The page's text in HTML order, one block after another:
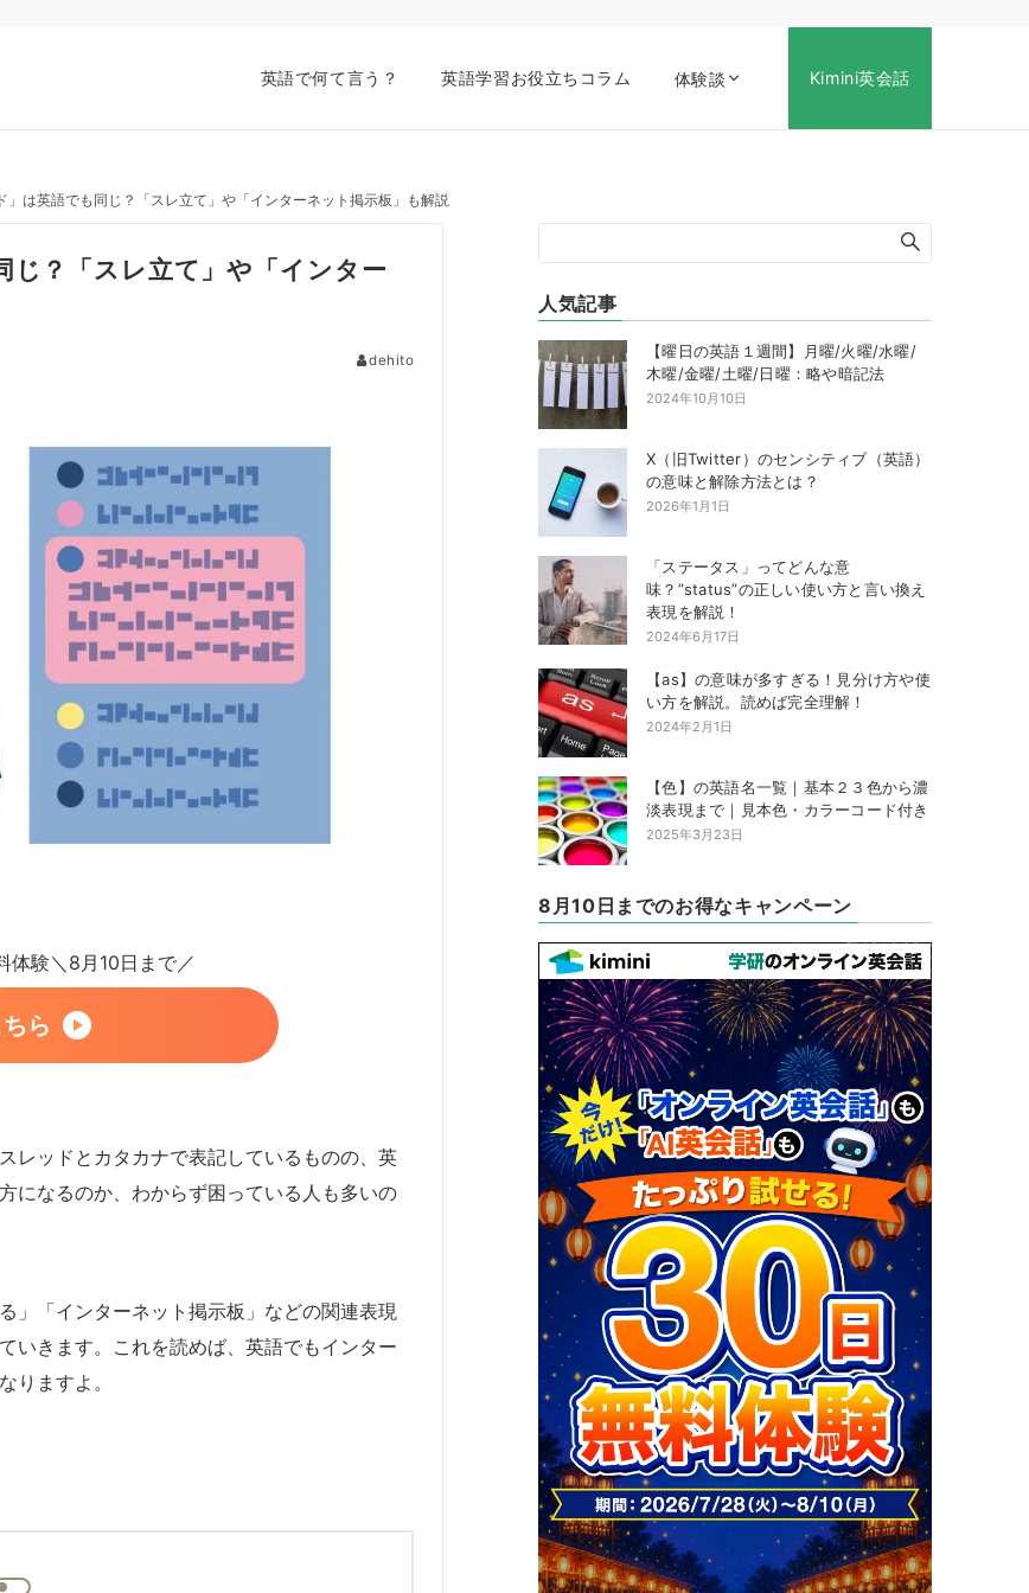
英語で何て言う？ 英語学習お役立ちコラム 体験談 Kimini英会話
」は英語でも同じ？「スレ立て」や「インターネット掲示板」も解説
じ？「スレ立て」や「インター
dehito
体験＼8月10日まで／
ら
スレッドとカタカナで表記しているものの、英
になるのか、わからず困っている人も多いの
」「インターネット掲示板」などの関連表現
いきます。これを読めば、英語でもインター
りますよ。
人気記事
【曜日の英語１週間】月曜/火曜/水曜/
木曜/金曜/土曜/日曜：略や暗記法
2024年10月10日
X（旧Twitter）のセンシティブ（英語）
の意味と解除方法とは？
2026年1月1日
「ステータス」ってどんな意
味？”status”の正しい使い方と言い換え
表現を解説！
2024年6月17日
【as】の意味が多すぎる！見分け方や使
い方を解説。読めば完全理解！
2024年2月1日
【色】の英語名一覧｜基本２３色から濃
淡表現まで｜見本色・カラーコード付き
2025年3月23日
8月10日までのお得なキャンペーン